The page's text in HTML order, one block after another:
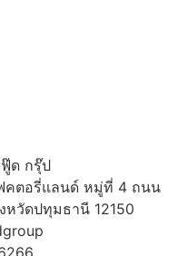
ด กรุ๊ป
คตอรี่แลนด์ หมู่ที่ 4 ถนน
หวัดปทุมธานี 12150